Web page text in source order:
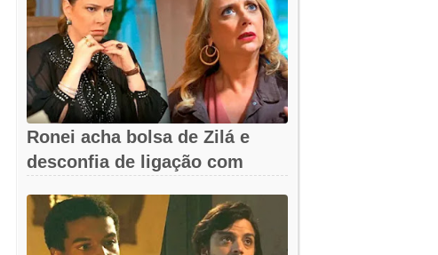
Ronei acha bolsa de Zilá e
desconfia de ligação com